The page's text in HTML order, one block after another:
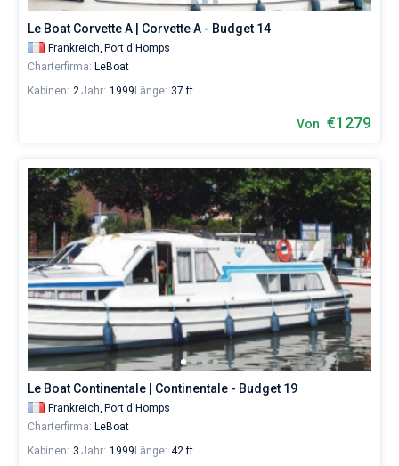
Le Boat Corvette A | Corvette A - Budget 14
Frankreich, Port d'Homps
Charterfirma: LeBoat
Kabinen: 2Jahr: 1999 Länge: 37 ft
Von €1279
Le Boat Continentale | Continentale - Budget 19
Frankreich, Port d'Homps
Charterfirma: LeBoat
Kabinen: 3 Jahr: 1999 Länge: 42 ft